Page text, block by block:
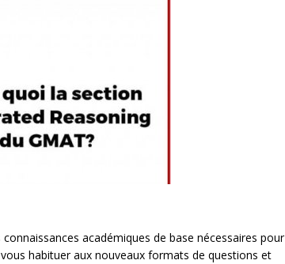
académiques de base nécessaires
habituer aux nouveaux formats de questions et